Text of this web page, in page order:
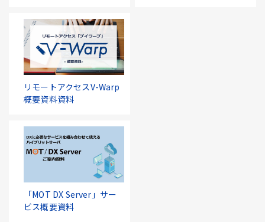
リモートアクセスV-Warp
概要資料資料
「MOT DX Server」サー
ビス概要資料